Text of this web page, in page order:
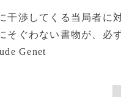
渉してくる当局者に
そぐわない書物が、必
Genet